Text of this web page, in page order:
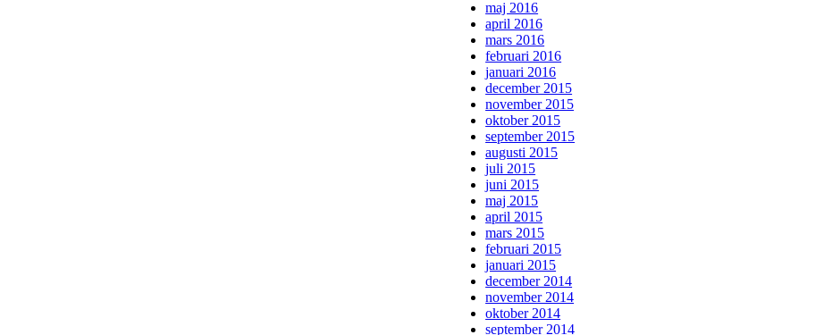
maj 2016
april 2016
mars 2016
februari 2016
januari 2016
december 2015
november 2015
oktober 2015
september 2015
augusti 2015
juli 2015
juni 2015
maj 2015
april 2015
mars 2015
februari 2015
januari 2015
december 2014
november 2014
oktober 2014
september 2014